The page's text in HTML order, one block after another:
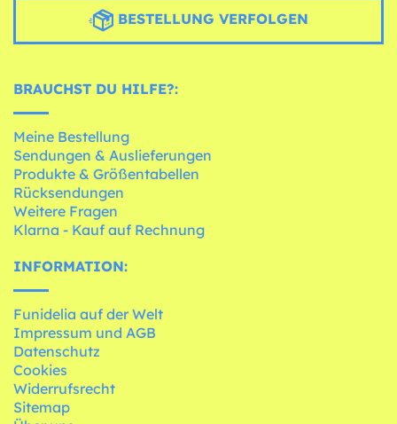
BESTELLUNG VERFOLGEN
BRAUCHST DU HILFE?:
Meine Bestellung
Sendungen & Auslieferungen
Produkte & Größentabellen
Rücksendungen
Weitere Fragen
Klarna - Kauf auf Rechnung
INFORMATION:
Funidelia auf der Welt
Impressum und AGB
Datenschutz
Cookies
Widerrufsrecht
Sitemap